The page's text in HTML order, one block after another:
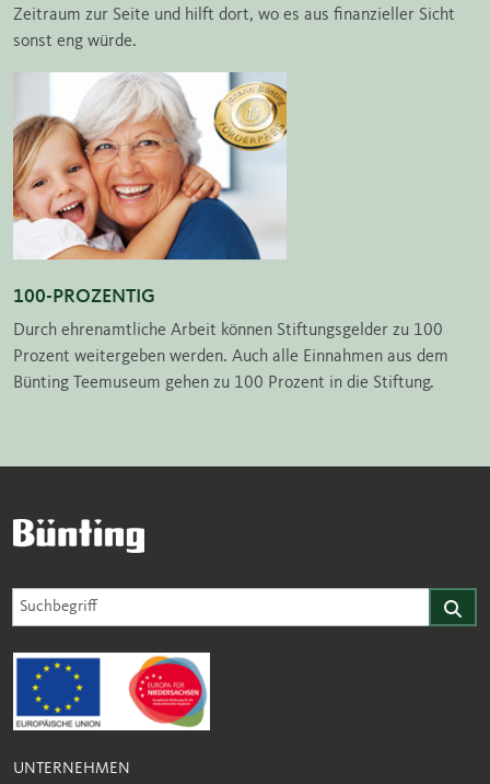
Zeitraum zur Seite und hilft dort, wo es aus finanzieller Sicht
sonst eng würde.
100-PROZENTIG
Durch ehrenamtliche Arbeit können Stiftungsgelder zu 100
Prozent weitergeben werden. Auch alle Einnahmen aus dem
Bünting Teemuseum gehen zu 100 Prozent in die Stiftung.
Suche für Website
Suchfeld Finden
UNTERNEHMEN